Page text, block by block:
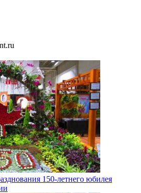
150-летнего юбилея